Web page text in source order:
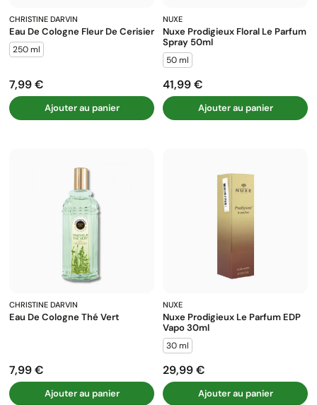
CHRISTINE DARVIN
Eau De Cologne Fleur De Cerisier
250 ml
Prix
7,99 €
Ajouter au panier
NUXE
Nuxe Prodigieux Floral Le Parfum
Spray 50ml
50 ml
Prix
41,99 €
Ajouter au panier
CHRISTINE DARVIN
Eau De Cologne Thé Vert
Prix
7,99 €
Ajouter au panier
NUXE
Nuxe Prodigieux Le Parfum EDP
Vapo 30ml
30 ml
Prix
29,99 €
Ajouter au panier